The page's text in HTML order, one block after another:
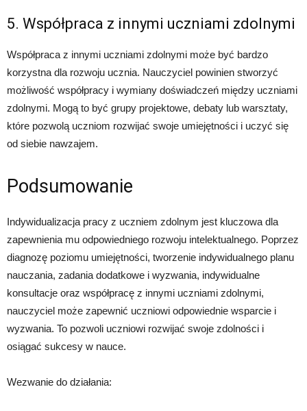
5. Współpraca z innymi uczniami zdolnymi
Współpraca z innymi uczniami zdolnymi może być bardzo
korzystna dla rozwoju ucznia. Nauczyciel powinien stworzyć
możliwość współpracy i wymiany doświadczeń między uczniami
zdolnymi. Mogą to być grupy projektowe, debaty lub warsztaty,
które pozwolą uczniom rozwijać swoje umiejętności i uczyć się
od siebie nawzajem.
Podsumowanie
Indywidualizacja pracy z uczniem zdolnym jest kluczowa dla
zapewnienia mu odpowiedniego rozwoju intelektualnego. Poprzez
diagnozę poziomu umiejętności, tworzenie indywidualnego planu
nauczania, zadania dodatkowe i wyzwania, indywidualne
konsultacje oraz współpracę z innymi uczniami zdolnymi,
nauczyciel może zapewnić uczniowi odpowiednie wsparcie i
wyzwania. To pozwoli uczniowi rozwijać swoje zdolności i
osiągać sukcesy w nauce.
Wezwanie do działania: